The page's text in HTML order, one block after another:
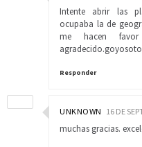
Intente abrir las
ocupaba la de
me hacen
Responder
UNKNOWN 16 DE
muchas gracias.